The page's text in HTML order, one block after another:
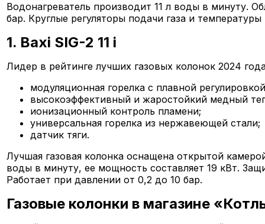
Водонагреватель производит 11 л воды в минуту.
бар. Круглые регуляторы подачи газа и
1. Baxi SIG-2 11 i
Лидер в рейтинге лучших газовых колонок 2024
модуляционная горелка с плавной
высокоэффективный и жаростойкий медный
ионизационный контроль пламени;
универсальная горелка из нержавеющей стали;
датчик тяги.
Лучшая газовая колонка оснащена открытой
воды в минуту, ее мощность составляет 19 кВт.
Работает при давлении от 0,2 до 10 бар.
Газовые колонки в магазине